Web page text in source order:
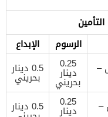
الرسوم
الإبداع
–
0.25
دينار
بحريني
0.5 دينار
بحريني
–
0.25
دينار 0.5 دينار